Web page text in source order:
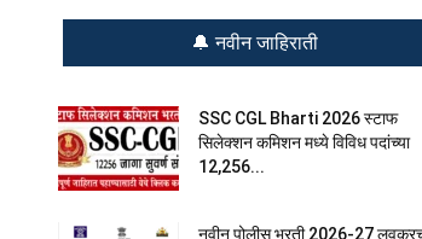
🔔 नवीन जाहिराती
SSC CGL Bharti 2026 स्टाफ
सिलेक्शन कमिशन मध्ये विविध पदांच्या
12,256...
नवीन पोलीस भरती 2026-27